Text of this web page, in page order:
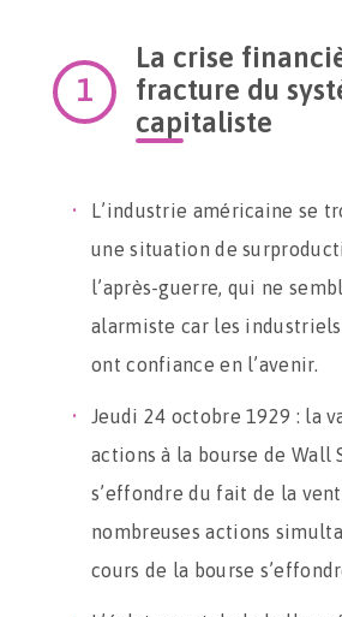
La crise
fracture du
capitaliste
L’industrie américaine se
une situation de
l’après-guerre, qui ne
alarmiste car les
ont confiance en l’avenir.
Jeudi 24 octobre 1929 : la
actions à la bourse de Wall
s’effondre du fait de la
nombreuses actions
cours de la bourse